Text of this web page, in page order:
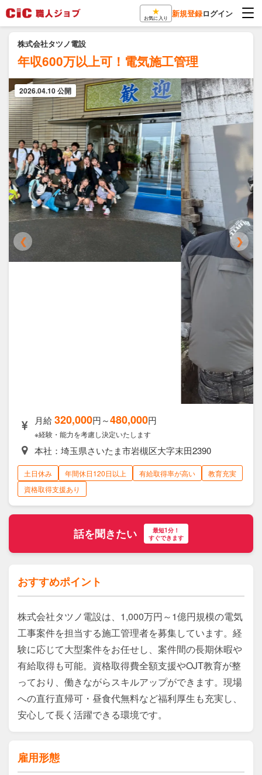
★
お気に入り 新規登録ログイン
株式会社タツノ電設
年収600万以上可！電気施工管理
2026.04.10 公開
❮ ❯
月給320,000円～480,000円
※経験・能力を考慮し決定いたします
本社：埼玉県さいたま市岩槻区大字末田2390
土日休み 年間休日120日以上 有給取得率が高い
教育充実
資格取得支援あり
話を聞きたい
最短1分！
すぐできます
おすすめポイント
株式会社タツノ電設は、1,000万円～1億円規模の電気
工事案件を担当する施工管理者を募集しています。経
験に応じて大型案件をお任せし、案件間の長期休暇や
有給取得も可能。資格取得費全額支援やOJT教育が整
っており、働きながらスキルアップができます。現場
への直行直帰可・昼食代無料など福利厚生も充実し、
安心して長く活躍できる環境です。
雇用形態